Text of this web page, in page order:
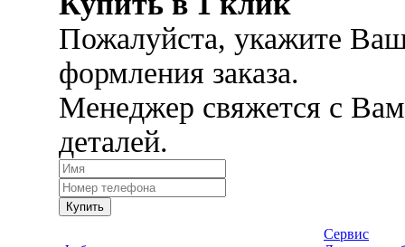
Пожалуйста, укажите
формления заказа.
Менеджер свяжется с
деталей.
Купить
Сервис